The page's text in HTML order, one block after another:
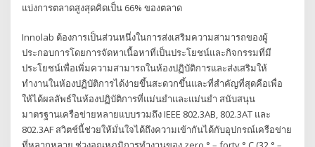
แบ่งการตลาดสูงสุดคิดเป็น 66% ของตลาด
Innolab ต้องการเป็นส่วนหนึ่งในการส่งเสริมความสามารถของผู้
ประกอบการโดยการจัดหาเนื้อหาที่เป็นประโยชน์และกิจกรรมที่มี
ประโยชน์เพื่อเพิ่มความสามารถในห้องปฏิบัติการและส่งเสริมให้
ทำงานในห้องปฏิบัติการได้ง่ายขึ้นสะดวกขึ้นและที่สำคัญที่สุดคือเพื่อ
ให้ได้ผลลัพธ์ในห้องปฏิบัติการที่แม่นยำและแม่นยำ สนับสนุน
มาตรฐานเครือข่ายหลายแบบรวมถึง IEEE 802.3AB, 802.3AT และ
802.3AF สวิตช์นี้ช่วยให้มั่นใจได้ถึงความเข้ากันได้กับอุปกรณ์เครือข่าย